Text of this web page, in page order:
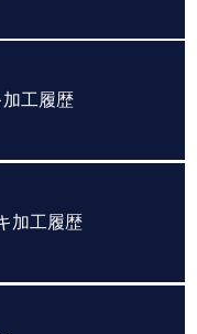
工履歴
加工履歴